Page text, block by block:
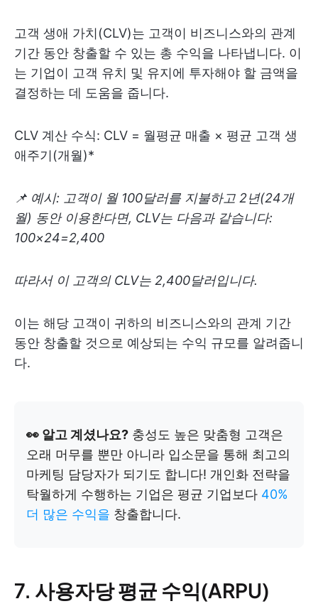
고객 생애 가치(CLV)는 고객이 비즈니스와의 관계
기간 동안 창출할 수 있는 총 수익을 나타냅니다. 이
는 기업이 고객 유치 및 유지에 투자해야 할 금액을
결정하는 데 도움을 줍니다.
CLV 계산 수식: CLV = 월평균 매출 × 평균 고객 생
애주기(개월)*
📌 예시: 고객이 월 100달러를 지불하고 2년(24개
월) 동안 이용한다면, CLV는 다음과 같습니다:
100×24=2,400
따라서 이 고객의 CLV는 2,400달러입니다.
이는 해당 고객이 귀하의 비즈니스와의 관계 기간
동안 창출할 것으로 예상되는 수익 규모를 알려줍니
다.
👀 알고 계셨나요? 충성도 높은 맞춤형 고객은
오래 머무를 뿐만 아니라 입소문을 통해 최고의
마케팅 담당자가 되기도 합니다! 개인화 전략을
탁월하게 수행하는 기업은 평균 기업보다 40%
더 많은 수익을 창출합니다.
7. 사용자당 평균 수익(ARPU)